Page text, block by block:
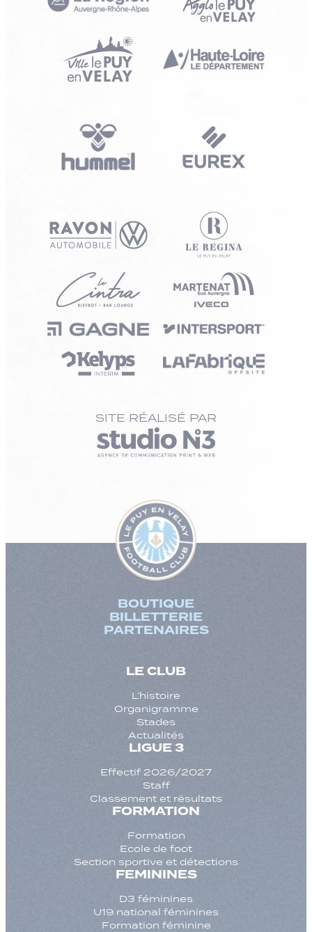
SITE RÉALISÉ PAR
BOUTIQUE
BILLETTERIE
PARTENAIRES
LE CLUB
L’histoire
Organigramme
Stades
Actualités
LIGUE 3
Effectif 2026/2027
Staff
Classement et résultats
FORMATION
Formation
Ecole de foot
Section sportive et détections
FEMININES
D3 féminines
U19 national féminines
Formation féminine